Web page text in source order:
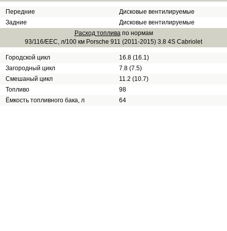
Передние
Дисковые вентилируемые
Задние
Дисковые вентилируемые
Расход топливапо нормам
93/116/EEC, л/100 км Porsche 911 (2011-2015) 3.8 4S Cabriolet
Городской цикл
16.8 (16.1)
Загородный цикл
7.8 (7.5)
Смешаный цикл
11.2 (10.7)
Топливо
98
Ёмкость топливного бака, л
64